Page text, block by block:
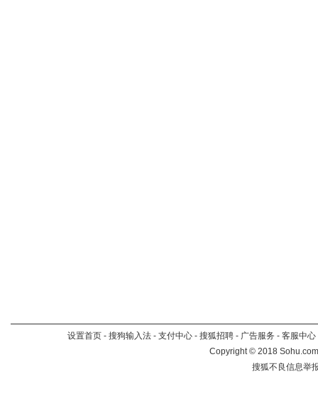
设置首页 - 搜狗输入法 - 支付中心 - 搜狐招聘 - 广告服务 - 客服中心
Copyright©2018
搜狐不良信息举